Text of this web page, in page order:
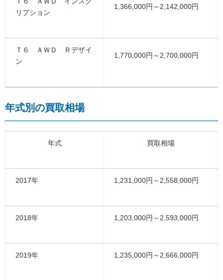
リプション
1,366,000円～2,142,000円
Ｔ６ ＡＷＤ Ｒデザイ
ン
1,770,000円～2,700,000円
年式別の買取相場
年式 買取相場
2017年 1,231,000円～2,558,000円
2018年 1,203,000円～2,593,000円
2019年 1,235,000円～2,666,000円